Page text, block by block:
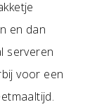
en dan
serveren
voor een